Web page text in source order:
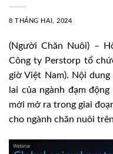
8 THÁNG HAI, 2024
(Người Chăn Nuôi) –
Công ty Perstorp tổ
giờ Việt Nam). Nội
lai của ngành đạm
mới mở ra trong giai
cho ngành chăn nuôi